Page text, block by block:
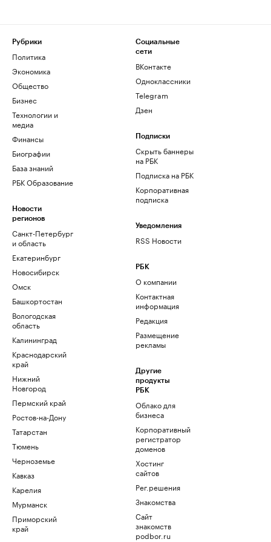
Рубрики
Политика
Экономика
Общество
Бизнес
Технологии и
медиа
Финансы
Биографии
База знаний
РБК Образование
Новости
регионов
Санкт-Петербург
и область
Екатеринбург
Новосибирск
Омск
Башкортостан
Вологодская
область
Калининград
Краснодарский
край
Нижний
Новгород
Пермский край
Ростов-на-Дону
Татарстан
Тюмень
Черноземье
Кавказ
Карелия
Мурманск
Приморский
край
Социальные
сети
ВКонтакте
Одноклассники
Telegram
Дзен
Подписки
Скрыть баннеры
на РБК
Подписка на РБК
Корпоративная
подписка
Уведомления
RSS Новости
РБК
О компании
Контактная
информация
Редакция
Размещение
рекламы
Другие
продукты
РБК
Облако для
бизнеса
Корпоративный
регистратор
доменов
Хостинг
сайтов
Рег.решения
Знакомства
Сайт
знакомств
podbor.ru